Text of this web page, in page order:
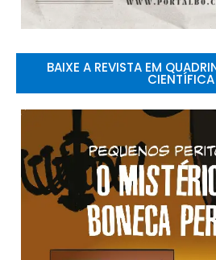
BAIXE A REVISTA EM
CIENTÍFICA